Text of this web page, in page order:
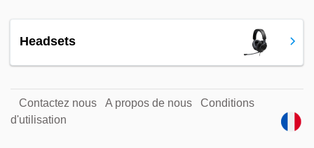
Headsets
Contactez nous A propos de nous
Conditions
d'utilisation